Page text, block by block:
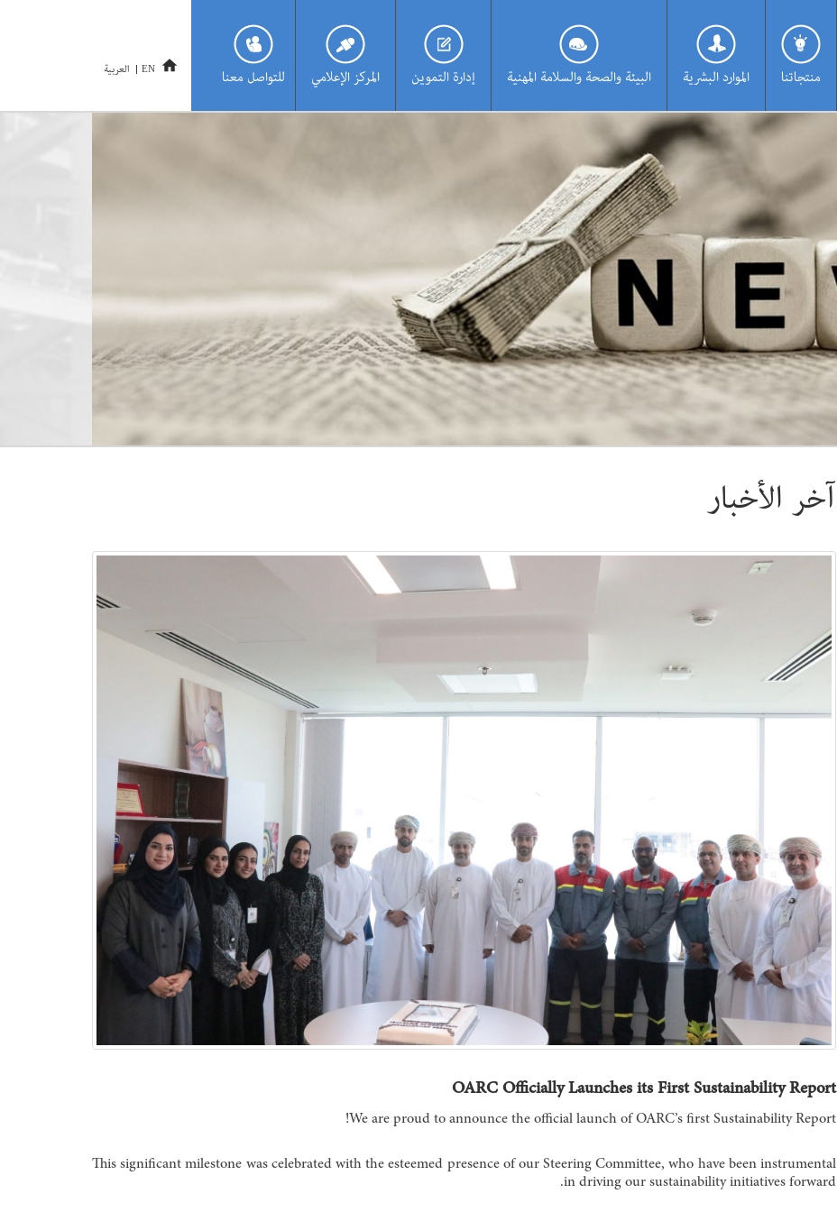
منتجاتنا الموارد البشرية البيئة والصحة والسلامة المهنية إدارة التموين المركز الإعلامي للتواصل معنا EN العربية
آخر الأخبار
OARC Officially Launches its First Sustainability Report
We are proud to announce the official launch of OARC’s first Sustainability Report!
This significant milestone was celebrated with the esteemed presence of our Steering Committee, who have been instrumental
in driving our sustainability initiatives forward.